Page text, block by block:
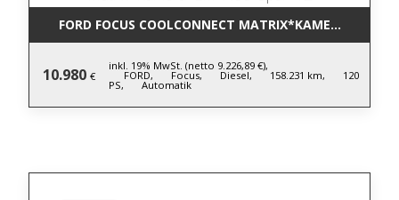
FORD FOCUS COOLCONNECT
10.980 €
inkl. 19% MwSt. (netto 9.226,89 €),
FORD, Focus, Diesel, 158.231 km, 120
PS, Automatik